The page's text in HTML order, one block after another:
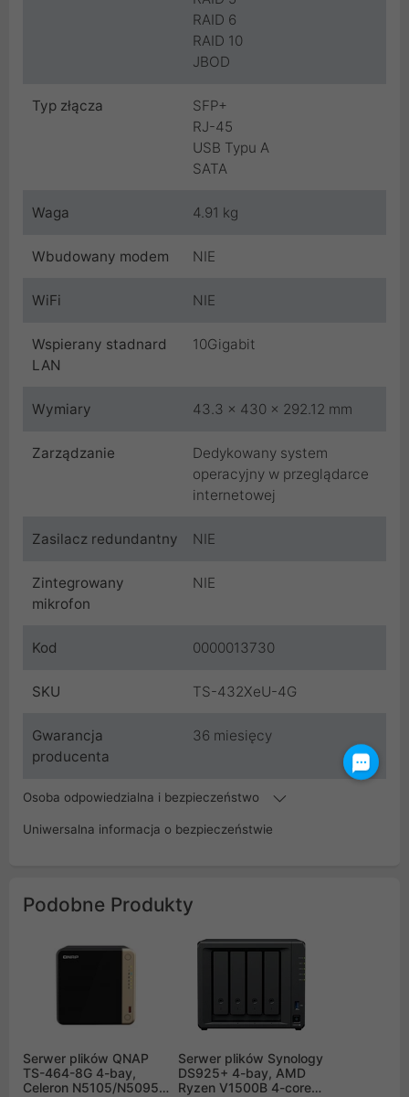
RAID 6
RAID 10
JBOD
Typ złącza
SFP+
RJ-45
USB Typu A
SATA
Waga 4.91 kg
Wbudowany modem NIE
WiFi NIE
Wspierany stadnard
LAN
10Gigabit
Wymiary 43.3 x 430 x 292.12 mm
Zarządzanie
Dedykowany system
operacyjny w przeglądarce
internetowej
Zasilacz redundantny NIE
Zintegrowany
mikrofon
NIE
Kod 0000013730
SKU TS-432XeU-4G
Gwarancja
producenta
36 miesięcy
Osoba odpowiedzialna i bezpieczeństwo
Uniwersalna informacja o bezpieczeństwie
Podobne Produkty
Serwer plików QNAP
TS-464-8G 4-bay,
Celeron N5105/N5095
Serwer plików Synology
DS925+ 4-bay, AMD
Ryzen V1500B 4-core